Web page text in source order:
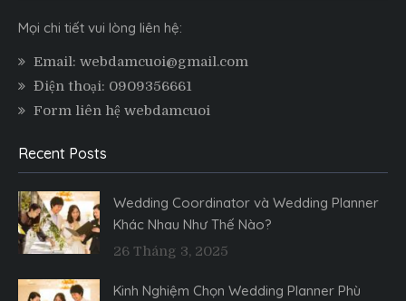
Mọi chi tiết vui lòng liên hệ:
Email: webdamcuoi@gmail.com
Điện thoại: 0909356661
Form liên hệ webdamcuoi
Recent Posts
Wedding Coordinator và Wedding Planner
Khác Nhau Như Thế Nào?
26 Tháng 3, 2025
Kinh Nghiệm Chọn Wedding Planner Phù